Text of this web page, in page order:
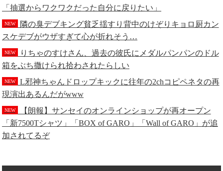
「抽選からワクワクだった自分に戻りたい」
NEW
隣の臭デブキング貧乏揺すり背中のけぞりキョロ厨カン
スケデブがウザすぎて心が折れそう…
NEW
りちゃのすけさん、過去の彼氏にメダルパンパンのドル
箱をぶち撒けられ拾わされたらしい
NEW
L邪神ちゃんドロップキックに往年の2chコピペネタの再
現演出あるんだがwww
NEW
【朗報】サンセイのオンラインショップが再オープン
「新7500Tシャツ」「BOX of GARO」「Wall of GARO」が追
加されてるぞ